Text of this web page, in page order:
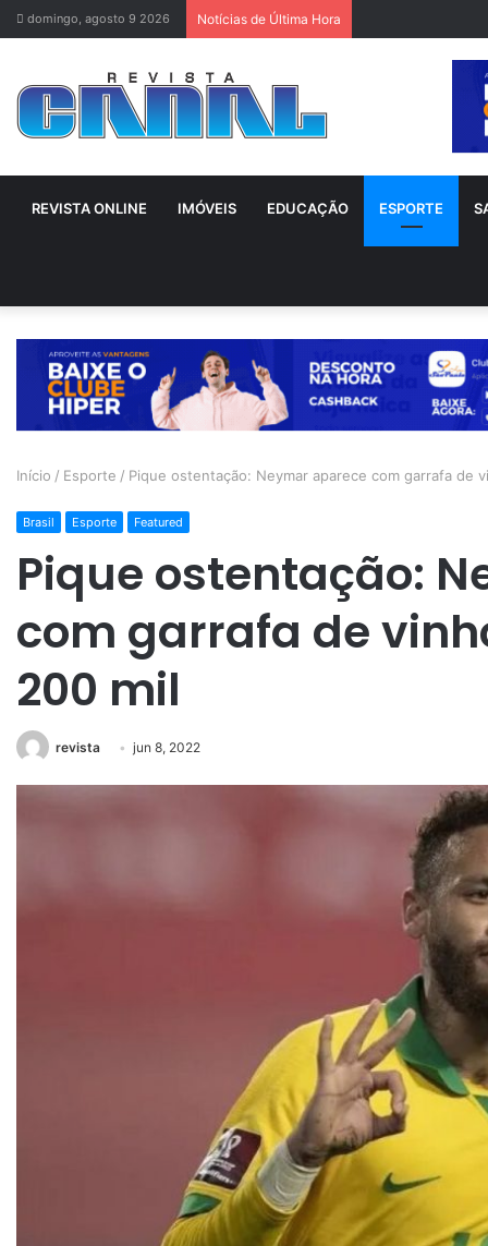
domingo, agosto 9 2026 Notícias de Última Hora
REVISTA ONLINE IMÓVEIS EDUCAÇÃO ESPORTE
Início / Esporte / Pique ostentação: Neymar aparece com garrafa de
Brasil Esporte Featured
Pique ostentação:
com garrafa de
200 mil
revista jun 8, 2022